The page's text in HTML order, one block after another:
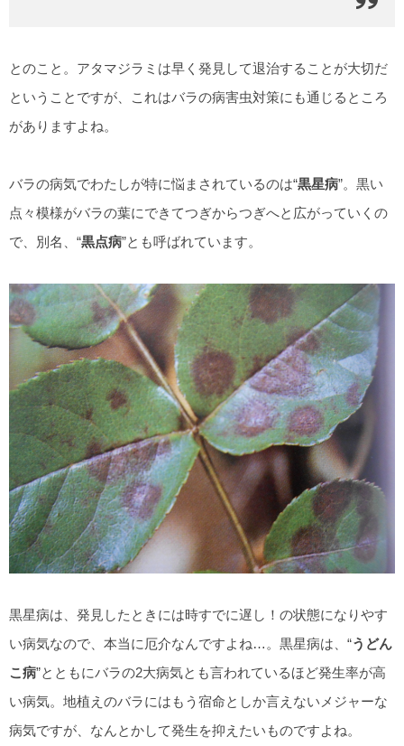
とのこと。アタマジラミは早く発見して退治することが大切だ
ということですが、これはバラの病害虫対策にも通じるところ
がありますよね。
バラの病気でわたしが特に悩まされているのは“黒星病”。黒い
点々模様がバラの葉にできてつぎからつぎへと広がっていくの
で、別名、“黒点病”とも呼ばれています。
黒星病は、発見したときには時すでに遅し！の状態になりやす
い病気なので、本当に厄介なんですよね…。黒星病は、“うどん
こ病”とともにバラの2大病気とも言われているほど発生率が高
い病気。地植えのバラにはもう宿命としか言えないメジャーな
病気ですが、なんとかして発生を抑えたいものですよね。